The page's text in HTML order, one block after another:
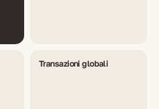
Transazioni globali